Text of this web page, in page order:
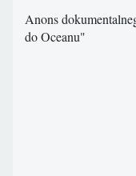
Anons
do Oceanu"